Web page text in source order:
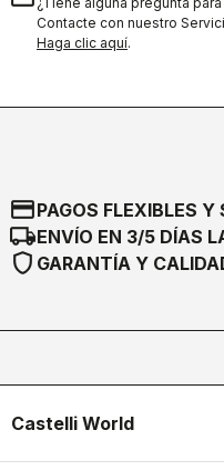
Contacte con nuestro
Haga clic aquí.
credit_cardPAGOS FLEXIBLES Y
local_shippingENVÍO EN 3/5 DÍAS
shield GARANTÍA Y
Castelli World